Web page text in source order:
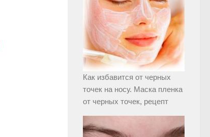
Как избавится от черных
точек на носу. Маска пленка
от черных точек, рецепт